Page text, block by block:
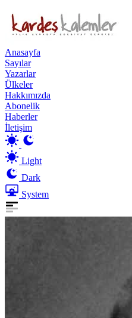
Anasayfa
Sayılar
Yazarlar
Ülkeler
Hakkımızda
Abonelik
Haberler
İletişim
Light
Dark
System